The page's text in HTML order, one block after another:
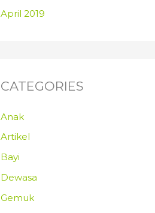
April 2019
CATEGORIES
Anak
Artikel
Bayi
Dewasa
Gemuk